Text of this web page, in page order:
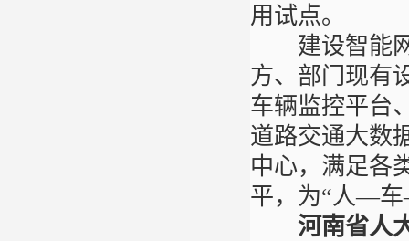
用试点。
建设智能网
方、部门现有
车辆监控平台
道路交通大数
中心，满足各
平，为“人—
河南省人